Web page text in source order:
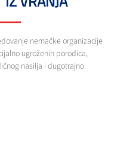
nemačke organizacije
ugroženih porodica,
nasilja i dugotrajno